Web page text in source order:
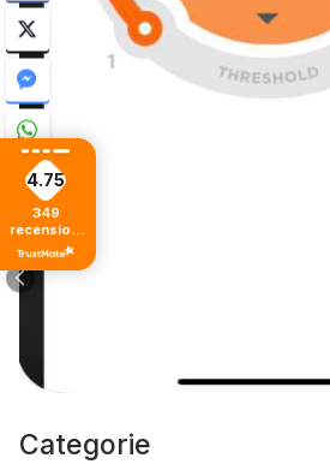
Categorie
4.75
349
recensioni
di tutti i
tempi